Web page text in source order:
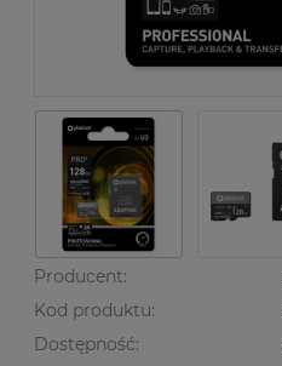
Producent:
Kod produktu:
Dostępność: